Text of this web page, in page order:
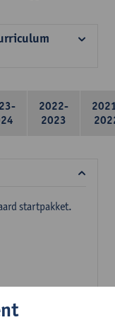
2022-
2023
startpakket.